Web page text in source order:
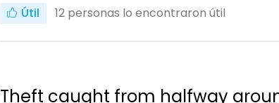
Útil 12 personas lo encontraron útil
Theft caught from halfway